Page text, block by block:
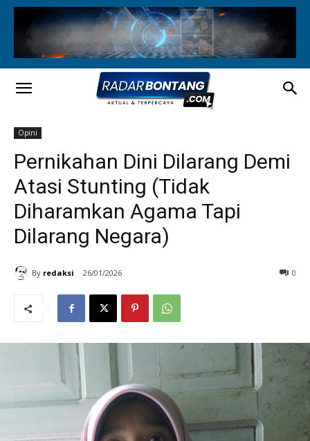
Opini
Pernikahan Dini Dilarang Demi
Atasi Stunting (Tidak
Diharamkan Agama Tapi
Dilarang Negara)
By redaksi 26/01/2026 0